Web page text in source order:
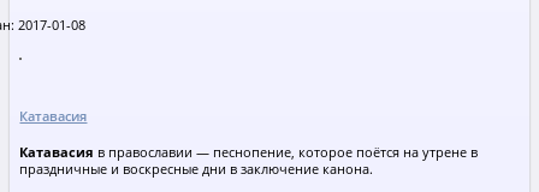
2017-01-08
Катавасия
Катавасия в православии — песнопение, которое поётся на утрене в
праздничные и воскресные дни в заключение канона.